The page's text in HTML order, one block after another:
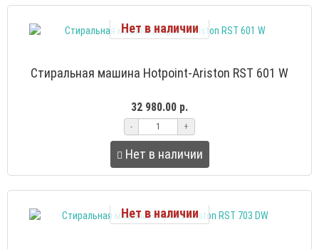
Нет в наличии
Стиральная машина Hotpoint-Ariston RST 601 W
32 980.00 р.
- +
Нет в наличии
Нет в наличии